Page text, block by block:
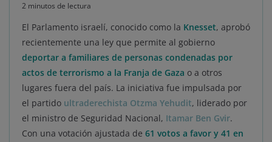
2 minutos de lectura
El Parlamento israelí, conocido como la Knesset, aprobó
recientemente una ley que permite al gobierno
deportar a familiares de personas condenadas por
actos de terrorismo a la Franja de Gaza o a otros
lugares fuera del país. La iniciativa fue impulsada por
el partido ultraderechista Otzma Yehudit, liderado por
el ministro de Seguridad Nacional, Itamar Ben Gvir.
Con una votación ajustada de 61 votos a favor y 41 en